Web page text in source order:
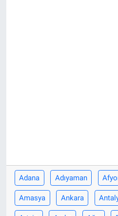
Adana Adıyaman
Amasya Ankara